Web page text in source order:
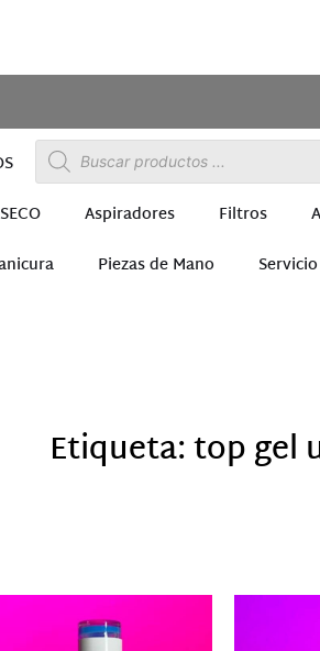
Aspiradores Filtros
Piezas de Mano
Etiqueta: top gel